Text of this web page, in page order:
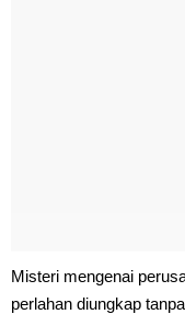
Misteri mengenai
perlahan diungkap